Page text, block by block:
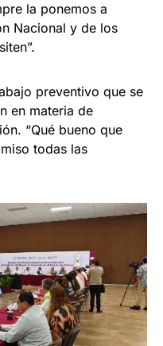
la ponemos a
Nacional y de los
preventivo que se
en materia de
“Qué bueno que
todas las